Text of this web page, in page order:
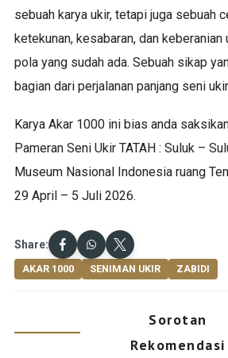
sebuah karya ukir, tetapi juga sebuah
ketekunan, kesabaran, dan keberanian
pola yang sudah ada. Sebuah sikap
bagian dari perjalanan panjang seni
Karya Akar 1000 ini bias anda
Pameran Seni Ukir TATAH : Suluk –
Museum Nasional Indonesia ruang
29 April – 5 Juli 2026.
Share:
AKAR 1000 SENIMAN UKIR ZABIDI
Sorotan
Rekomendasi